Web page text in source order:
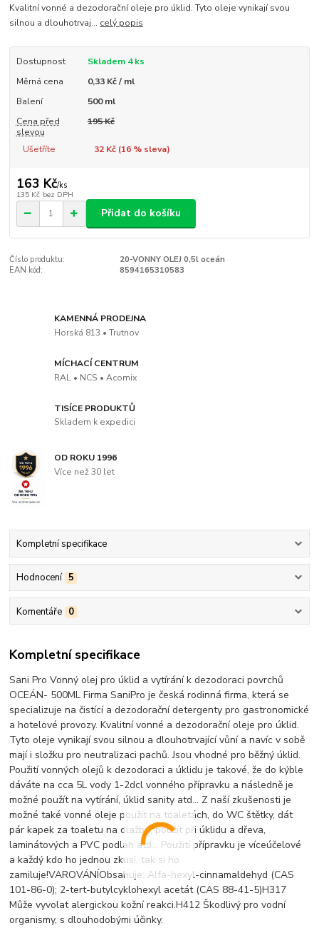
Kvalitní vonné a dezodorační oleje pro úklid. Tyto oleje vynikají svou
silnou a dlouhotrvaj... celý popis
Dostupnost
Skladem 4 ks
Měrná cena
0,33 Kč / ml
Balení
500 ml
Cena před
slevou
195 Kč
Ušetříte 32 Kč (16% sleva)
163 Kč/ks
135 Kč bez DPH
Přidat do košíku
Číslo produktu:
20-VONNY OLEJ 0,5l oceán
EAN kód:
8594165310583
KAMENNÁ PRODEJNA
Horská 813 • Trutnov
MÍCHACÍ CENTRUM
RAL • NCS • Acomix
TISÍCE PRODUKTŮ
Skladem k expedici
OD ROKU 1996
Více než 30 let
Kompletní specifikace
Hodnocení 5
Komentáře 0
Kompletní specifikace
Sani Pro Vonný olej pro úklid a vytírání k dezodoraci povrchů
OCEÁN- 500ML Firma SaniPro je česká rodinná firma, která se
specializuje na čistící a dezodorační detergenty pro gastronomické
a hotelové provozy. Kvalitní vonné a dezodorační oleje pro úklid.
Tyto oleje vynikají svou silnou a dlouhotrvající vůní a navíc v sobě
mají i složku pro neutralizaci pachů. Jsou vhodné pro běžný úklid.
Použití vonných olejů k dezodoraci a úklidu je takové, že do kýble
dáváte na cca 5L vody 1-2dcl vonného přípravku a následně je
možné použít na vytírání, úklid sanity atd... Z naší zkušenosti je
možné také vonné oleje použít na toaletách, do WC štětky, dát
pár kapek za toaletu na dlažbu, použít při úklidu a dřeva,
laminátových a PVC podlah atd... Použití přípravku je víceúčelové
a každý kdo ho jednou zkusí, tak si ho
zamiluje!VAROVÁNÍObsahuje: Alfa-hexyl-cinnamaldehyd (CAS
101-86-0); 2-tert-butylcyklohexyl acetát (CAS 88-41-5)H317
Může vyvolat alergickou kožní reakci.H412 Škodlivý pro vodní
organismy, s dlouhodobými účinky.